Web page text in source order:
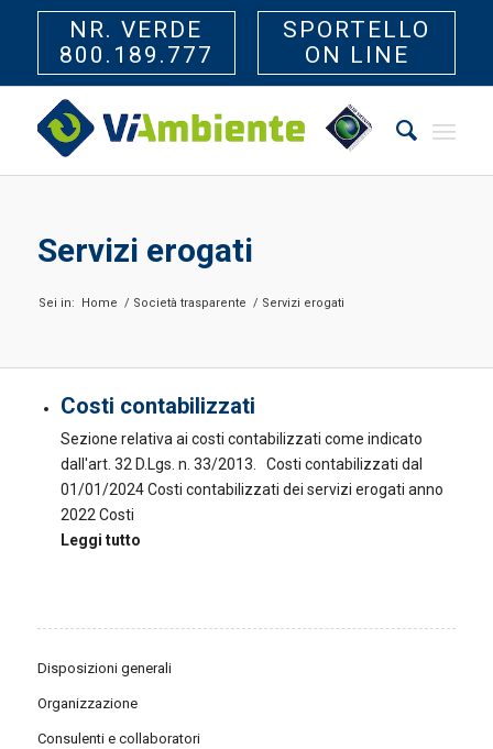
NR. VERDE
800.189.777
SPORTELLO
ON LINE
Servizi erogati
Sei in: Home / Società trasparente / Servizi erogati
Costi contabilizzati
Sezione relativa ai costi contabilizzati come indicato
dall'art. 32 D.Lgs. n. 33/2013. Costi contabilizzati dal
01/01/2024 Costi contabilizzati dei servizi erogati anno
2022 Costi
Leggi tutto
Disposizioni generali
Organizzazione
Consulenti e collaboratori